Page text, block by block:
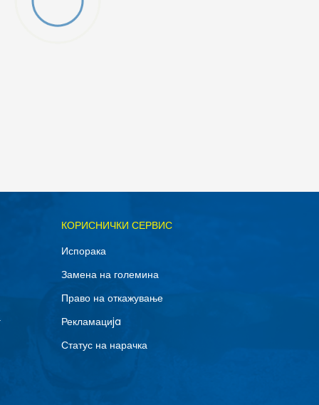
КОРИСНИЧКИ СЕРВИС
Испорака
Замена на големина
Право на откажување
Рекламациja
Статус на нарачка